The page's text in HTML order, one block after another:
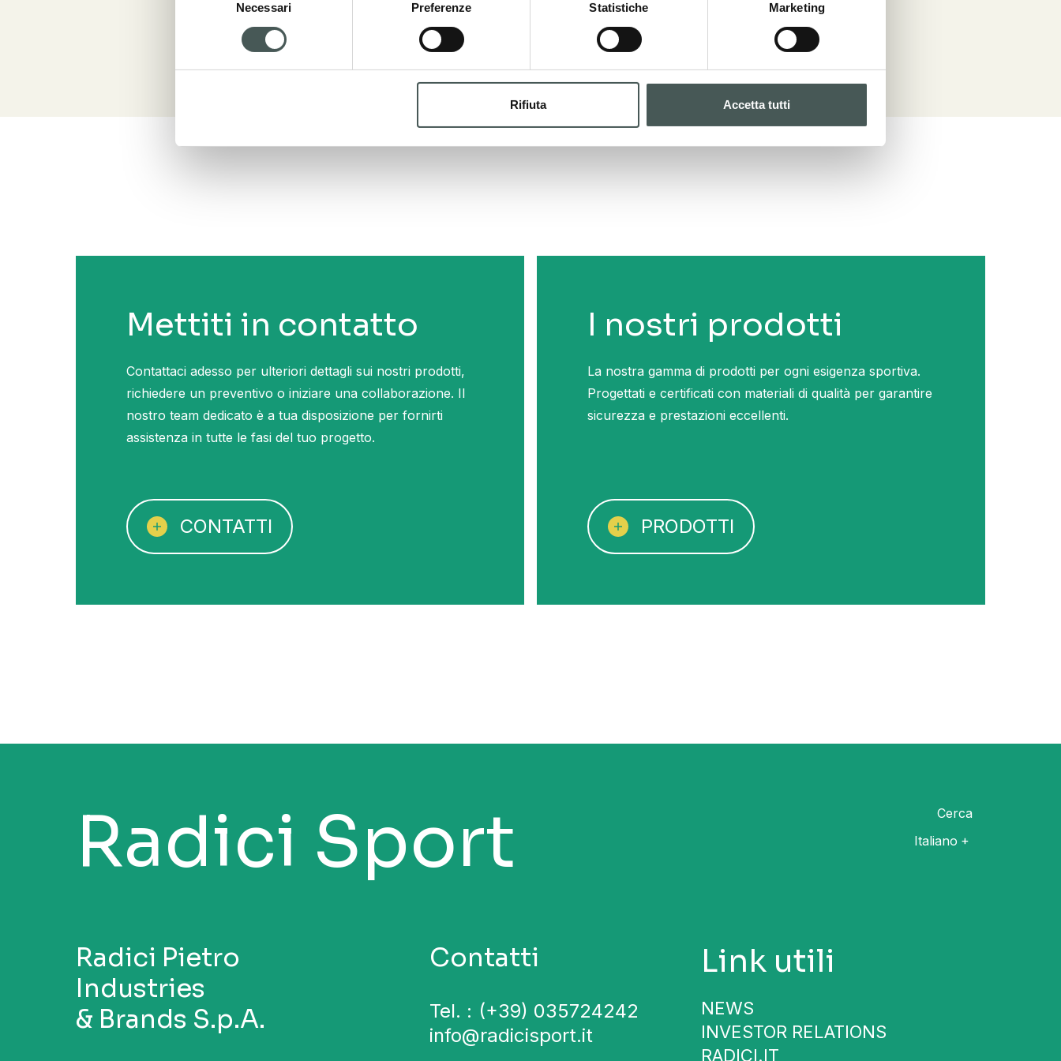
Necessari Preferenze Statistiche Marketing
Rifiuta Accetta tutti
Mettiti in contatto
Contattaci adesso per ulteriori dettagli sui nostri prodotti,
richiedere un preventivo o iniziare una collaborazione. Il
nostro team dedicato è a tua disposizione per fornirti
assistenza in tutte le fasi del tuo progetto.
CONTATTI
I nostri prodotti
La nostra gamma di prodotti per ogni esigenza sportiva.
Progettati e certificati con materiali di qualità per garantire
sicurezza e prestazioni eccellenti.
PRODOTTI
Radici Sport
Cerca
Italiano
Radici Pietro
Industries
& Brands S.p.A.
Contatti
Tel. : (+39) 035724242
info@radicisport.it
Link utili
NEWS
INVESTOR RELATIONS
RADICI.IT